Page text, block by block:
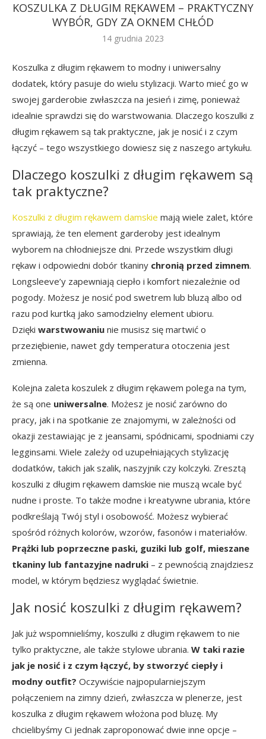
KOSZULKA Z DŁUGIM RĘKAWEM – PRAKTYCZNY
WYBÓR, GDY ZA OKNEM CHŁÓD
14 grudnia 2023
Koszulka z długim rękawem to modny i uniwersalny
dodatek, który pasuje do wielu stylizacji. Warto mieć go w
swojej garderobie zwłaszcza na jesień i zimę, ponieważ
idealnie sprawdzi się do warstwowania. Dlaczego koszulki z
długim rękawem są tak praktyczne, jak je nosić i z czym
łączyć – tego wszystkiego dowiesz się z naszego artykułu.
Dlaczego koszulki z długim rękawem są
tak praktyczne?
Koszulki z długim rękawem damskie mają wiele zalet, które
sprawiają, że ten element garderoby jest idealnym
wyborem na chłodniejsze dni. Przede wszystkim długi
rękaw i odpowiedni dobór tkaniny chronią przed zimnem.
Longsleeve’y zapewniają ciepło i komfort niezależnie od
pogody. Możesz je nosić pod swetrem lub bluzą albo od
razu pod kurtką jako samodzielny element ubioru.
Dzięki warstwowaniu nie musisz się martwić o
przeziębienie, nawet gdy temperatura otoczenia jest
zmienna.
Kolejna zaleta koszulek z długim rękawem polega na tym,
że są one uniwersalne. Możesz je nosić zarówno do
pracy, jak i na spotkanie ze znajomymi, w zależności od
okazji zestawiając je z jeansami, spódnicami, spodniami czy
legginsami. Wiele zależy od uzupełniających stylizację
dodatków, takich jak szalik, naszyjnik czy kolczyki. Zresztą
koszulki z długim rękawem damskie nie muszą wcale być
nudne i proste. To także modne i kreatywne ubrania, które
podkreślają Twój styl i osobowość. Możesz wybierać
spośród różnych kolorów, wzorów, fasonów i materiałów.
Prążki lub poprzeczne paski, guziki lub golf, mieszane
tkaniny lub fantazyjne nadruki – z pewnością znajdziesz
model, w którym będziesz wyglądać świetnie.
Jak nosić koszulki z długim rękawem?
Jak już wspomnieliśmy, koszulki z długim rękawem to nie
tylko praktyczne, ale także stylowe ubrania. W taki razie
jak je nosić i z czym łączyć, by stworzyć ciepły i
modny outfit? Oczywiście najpopularniejszym
połączeniem na zimny dzień, zwłaszcza w plenerze, jest
koszulka z długim rękawem włożona pod bluzę. My
chcielibyśmy Ci jednak zaproponować dwie inne opcje –